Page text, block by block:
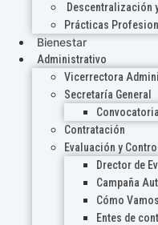
Descentralización
Prácticas
Bienestar
Administrativo
Vicerrectora
Secretaría General
Contratación
Evaluación y Control
Drector de
Campaña
Cómo Vamos
Entes de